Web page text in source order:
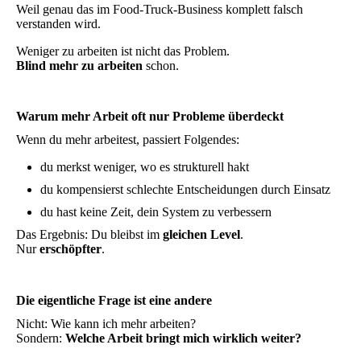
Weil genau das im Food-Truck-Business komplett falsch
verstanden wird.
Weniger zu arbeiten ist nicht das Problem.
Blind mehr zu arbeiten schon.
Warum mehr Arbeit oft nur Probleme überdeckt
Wenn du mehr arbeitest, passiert Folgendes:
du merkst weniger, wo es strukturell hakt
du kompensierst schlechte Entscheidungen durch Einsatz
du hast keine Zeit, dein System zu verbessern
Das Ergebnis: Du bleibst im gleichen Level.
Nurerschöpfter.
Die eigentliche Frage ist eine andere
Nicht: Wie kann ich mehr arbeiten?
Sondern: Welche Arbeit bringt mich wirklich weiter?